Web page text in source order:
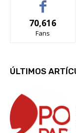
70,616
Fans
ÚLTIMOS